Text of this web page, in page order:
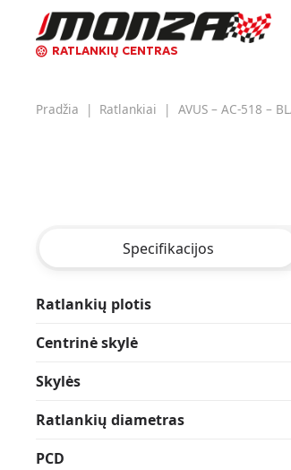
RATLANKIŲ CENTRAS
Pradžia | Ratlankiai | AVUS – AC-518 –
Specifikacijos
Ratlankių plotis
Centrinė skylė
Skylės
Ratlankių diametras
PCD